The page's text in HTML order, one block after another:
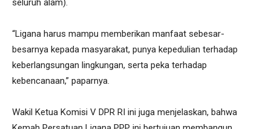
seluruh alam).
“Ligana harus mampu memberikan manfaat sebesar-
besarnya kepada masyarakat, punya kepedulian terhadap
keberlangsungan lingkungan, serta peka terhadap
kebencanaan,” paparnya.
Wakil Ketua Komisi V DPR RI ini juga menjelaskan, bahwa